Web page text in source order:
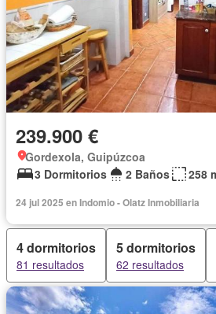
239.900 €
Gordexola, Guipúzcoa
3 Dormitorios
2 Baños 258
24 jul 2025 en Indomio - Olatz Inmobiliaria
4 dormitorios
81 resultados
5 dormitorios
62 resultados